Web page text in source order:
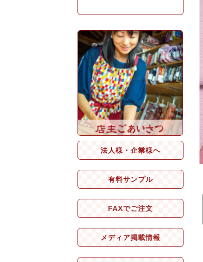
法人様・企業様へ
有料サンプル
FAXでご注文
メディア掲載情報